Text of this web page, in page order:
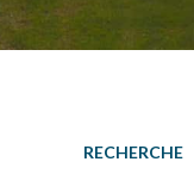
RECHERCHE